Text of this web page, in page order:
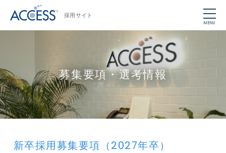
採用サイト
MENU
募集要項・選考情報
新卒採用募集要項（2027年卒）